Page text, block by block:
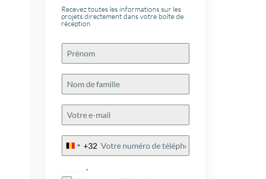
Recevez toutes les informations sur les
projets directement dans votre boîte de
réception
Belgium
+32
*